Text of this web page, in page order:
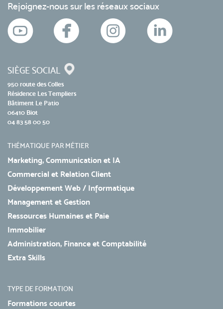
Rejoignez-nous sur les réseaux sociaux
SIÈGE SOCIAL
950 route des Colles
Résidence Les Templiers
Bâtiment Le Patio
06410 Biot
04 83 58 00 50
THÉMATIQUE PAR MÉTIER
Marketing, Communication et IA
Commercial et Relation Client
Développement Web / Informatique
Management et Gestion
Ressources Humaines et Paie
Immobilier
Administration, Finance et Comptabilité
Extra Skills
TYPE DE FORMATION
Formations courtes